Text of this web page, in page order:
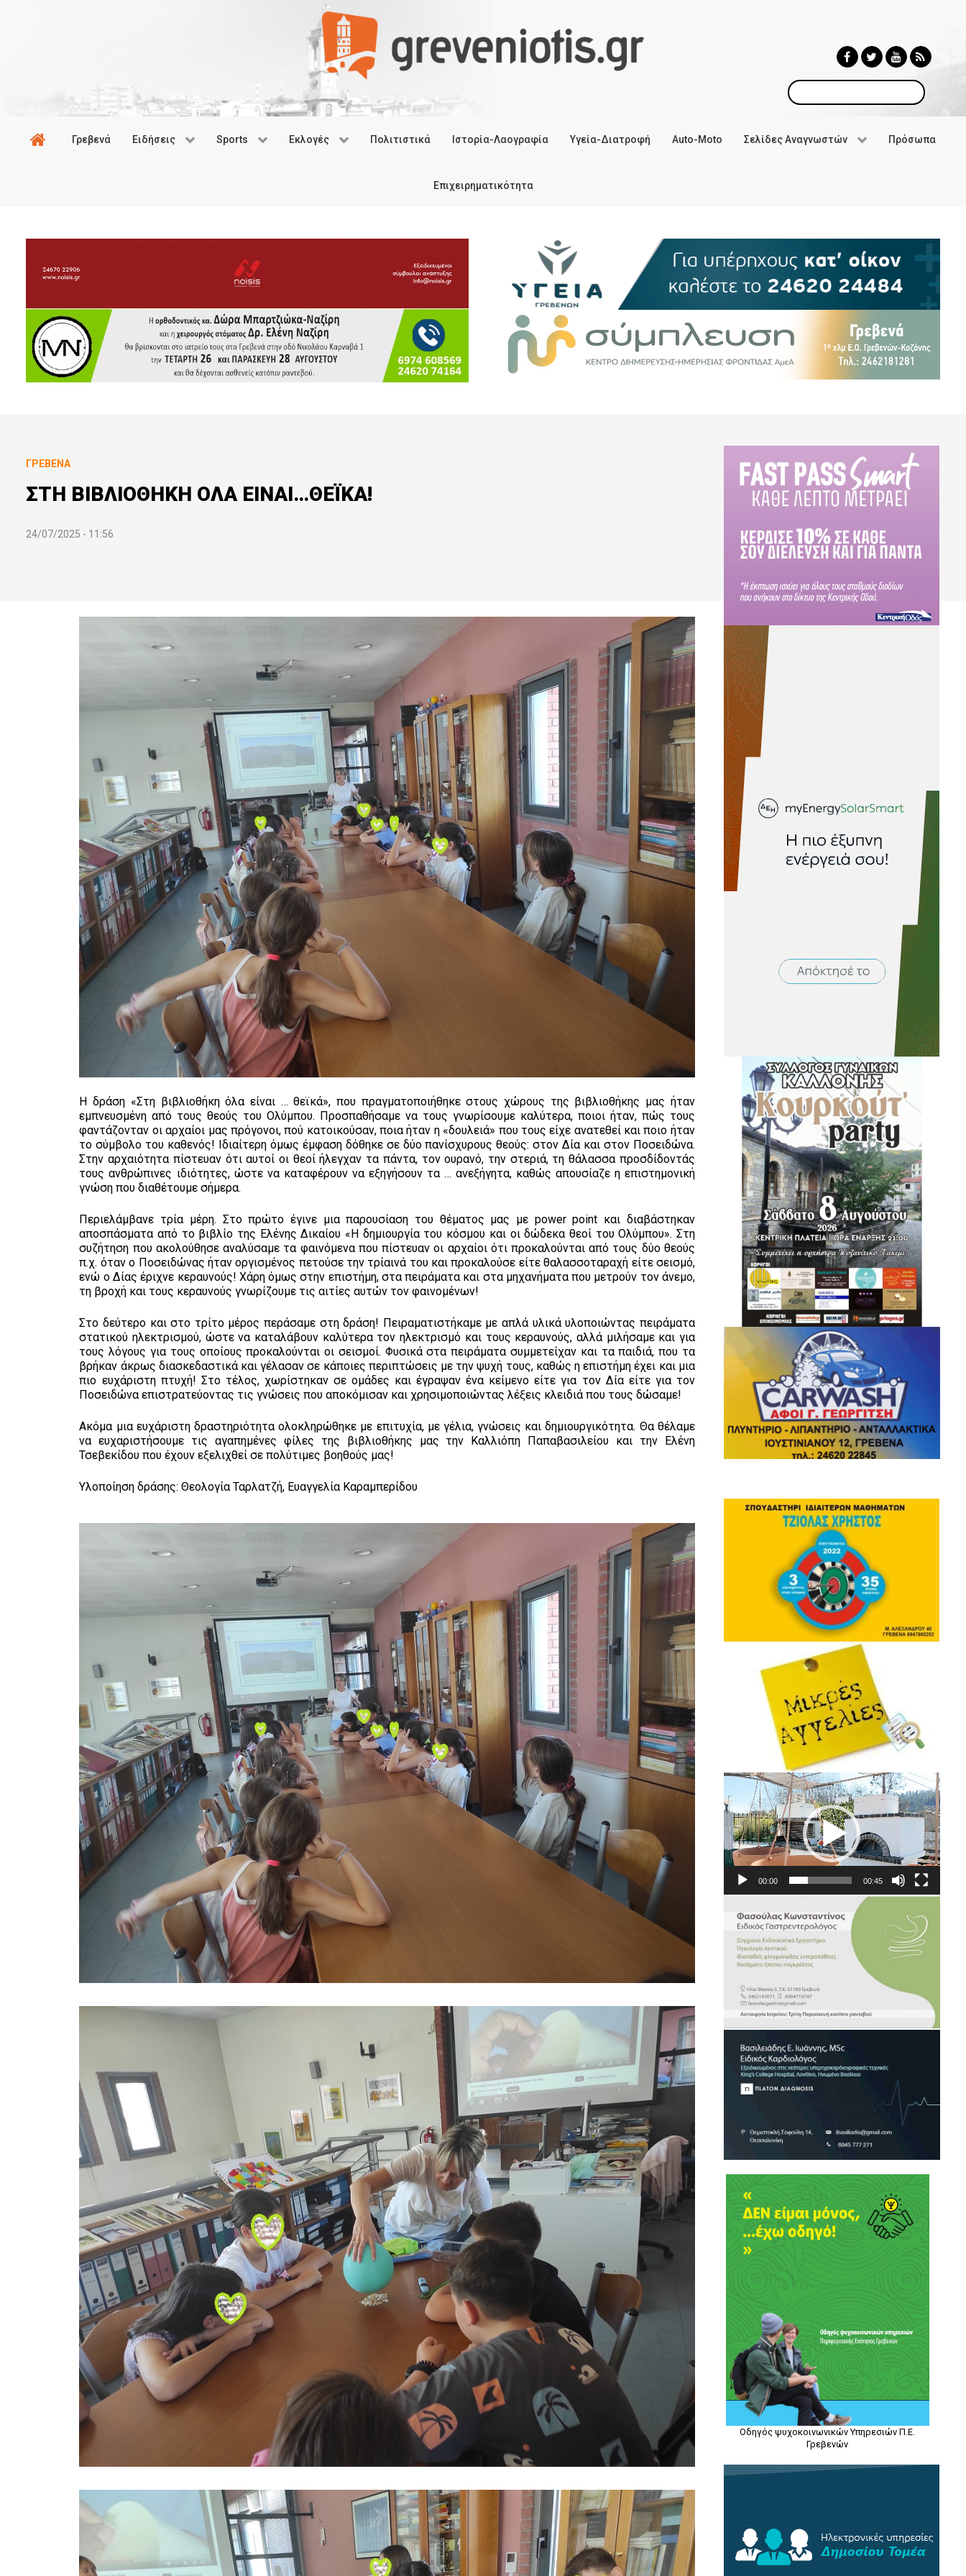
Αναζήτηση
Γρεβενά Ειδήσεις Sports Εκλογές Πολιτιστικά Ιστορία-Λαογραφία Υγεία-Διατροφή Auto-Moto Σελίδες Αναγνωστών Πρόσωπα
Επιχειρηματικότητα
ΓΡΕΒΕΝΆ
ΣΤΗ ΒΙΒΛΙΟΘΗΚΗ ΟΛΑ ΕΙΝΑΙ…ΘΕΪΚΑ!
24/07/2025 - 11:56
Η δράση «Στη βιβλιοθήκη όλα είναι … θεϊκά», που πραγματοποιήθηκε στους χώρους της βιβλιοθήκης μας ήταν
εμπνευσμένη από τους θεούς του Ολύμπου. Προσπαθήσαμε να τους γνωρίσουμε καλύτερα, ποιοι ήταν, πώς τους
φαντάζονταν οι αρχαίοι μας πρόγονοι, πού κατοικούσαν, ποια ήταν η «δουλειά» που τους είχε ανατεθεί και ποιο ήταν
το σύμβολο του καθενός! Ιδιαίτερη όμως έμφαση δόθηκε σε δύο πανίσχυρους θεούς: στον Δία και στον Ποσειδώνα.
Στην αρχαιότητα πίστευαν ότι αυτοί οι θεοί ήλεγχαν τα πάντα, τον ουρανό, την στεριά, τη θάλασσα προσδίδοντάς
τους ανθρώπινες ιδιότητες, ώστε να καταφέρουν να εξηγήσουν τα … ανεξήγητα, καθώς απουσίαζε η επιστημονική
γνώση που διαθέτουμε σήμερα.
Περιελάμβανε τρία μέρη. Στο πρώτο έγινε μια παρουσίαση του θέματος μας με power point και διαβάστηκαν
αποσπάσματα από το βιβλίο της Ελένης Δικαίου «Η δημιουργία του κόσμου και οι δώδεκα θεοί του Ολύμπου». Στη
συζήτηση που ακολούθησε αναλύσαμε τα φαινόμενα που πίστευαν οι αρχαίοι ότι προκαλούνται από τους δύο θεούς
π.χ. όταν ο Ποσειδώνας ήταν οργισμένος πετούσε την τρίαινά του και προκαλούσε είτε θαλασσοταραχή είτε σεισμό,
ενώ ο Δίας έριχνε κεραυνούς! Χάρη όμως στην επιστήμη, στα πειράματα και στα μηχανήματα που μετρούν τον άνεμο,
τη βροχή και τους κεραυνούς γνωρίζουμε τις αιτίες αυτών τον φαινομένων!
Στο δεύτερο και στο τρίτο μέρος περάσαμε στη δράση! Πειραματιστήκαμε με απλά υλικά υλοποιώντας πειράματα
στατικού ηλεκτρισμού, ώστε να καταλάβουν καλύτερα τον ηλεκτρισμό και τους κεραυνούς, αλλά μιλήσαμε και για
τους λόγους για τους οποίους προκαλούνται οι σεισμοί. Φυσικά στα πειράματα συμμετείχαν και τα παιδιά, που τα
βρήκαν άκρως διασκεδαστικά και γέλασαν σε κάποιες περιπτώσεις με την ψυχή τους, καθώς η επιστήμη έχει και μια
πιο ευχάριστη πτυχή! Στο τέλος, χωρίστηκαν σε ομάδες και έγραψαν ένα κείμενο είτε για τον Δία είτε για τον
Ποσειδώνα επιστρατεύοντας τις γνώσεις που αποκόμισαν και χρησιμοποιώντας λέξεις κλειδιά που τους δώσαμε!
Ακόμα μια ευχάριστη δραστηριότητα ολοκληρώθηκε με επιτυχία, με γέλια, γνώσεις και δημιουργικότητα. Θα θέλαμε
να ευχαριστήσουμε τις αγαπημένες φίλες της βιβλιοθήκης μας την Καλλιόπη Παπαβασιλείου και την Ελένη
Τσεβεκίδου που έχουν εξελιχθεί σε πολύτιμες βοηθούς μας!
Υλοποίηση δράσης: Θεολογία Ταρλατζή, Ευαγγελία Καραμπερίδου
Πρόγραμμα
Αναπαραγωγής
Βίντεο
00:00 00:45
Οδηγός ψυχοκοινωνικών Υπηρεσιών Π.Ε.
Γρεβενών